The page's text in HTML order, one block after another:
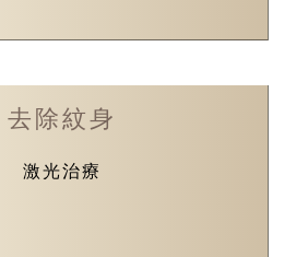
去除紋身
激光治療